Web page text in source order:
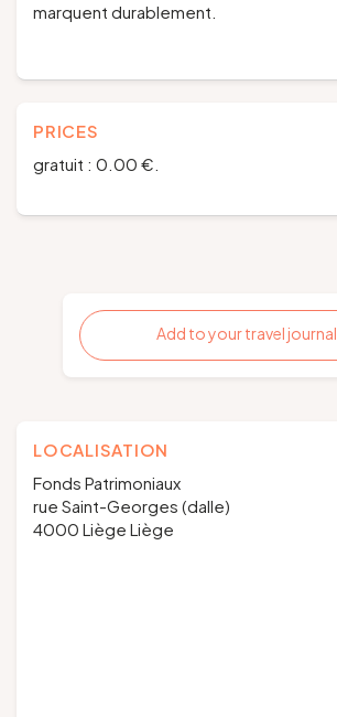
marquent durablement.
PRICES
gratuit : 0.00 €.
Add to your travel journal
LOCALISATION
Fonds Patrimoniaux
rue Saint-Georges (dalle)
4000 Liège Liège